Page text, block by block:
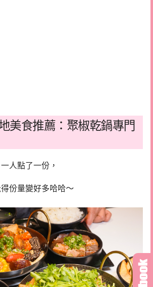
美食推薦：聚椒乾鍋專門
人點了一份，
份量變好多哈哈～